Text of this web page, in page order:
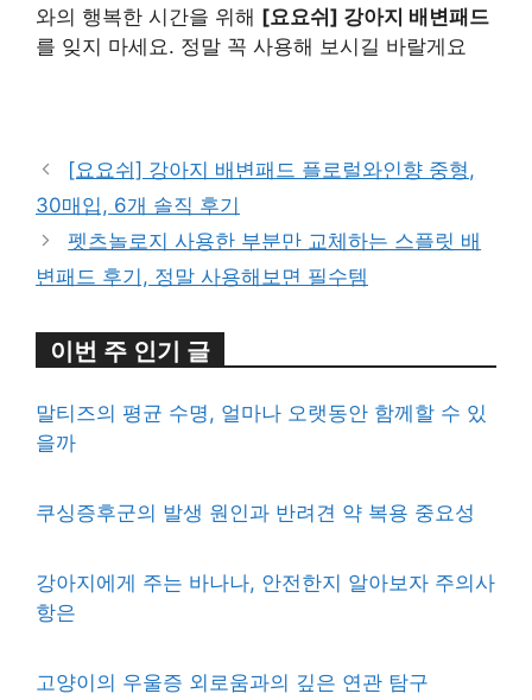
와의 행복한 시간을 위해 [요요쉬] 강아지 배변패드
를 잊지 마세요. 정말 꼭 사용해 보시길 바랄게요
[요요쉬] 강아지 배변패드 플로럴와인향 중형,
30매입, 6개 솔직 후기
펫츠놀로지 사용한 부분만 교체하는 스플릿 배
변패드 후기, 정말 사용해보면 필수템
이번 주 인기 글
말티즈의 평균 수명, 얼마나 오랫동안 함께할 수 있
을까
쿠싱증후군의 발생 원인과 반려견 약 복용 중요성
강아지에게 주는 바나나, 안전한지 알아보자 주의사
항은
고양이의 우울증 외로움과의 깊은 연관 탐구